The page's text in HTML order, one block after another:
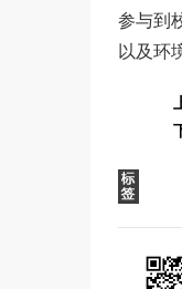
参与到
以及环